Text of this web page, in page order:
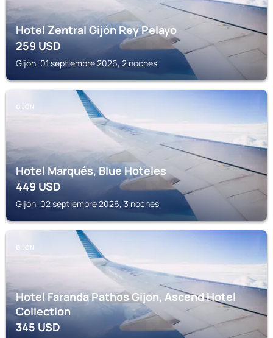
Hotel Zentral Gijón Rey Pelayo
259USD
Gijón, 01 septiembre 2026, 2 noches
GIJÓN
Hotel Marqués, Blue Hoteles
449USD
Gijón, 02 septiembre 2026, 3 noches
GIJÓN
Hotel Faranda Pathos Gijon, Ascend Hotel
Collection
345USD